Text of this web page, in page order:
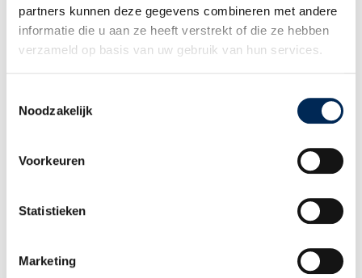
partners kunnen deze gegevens combineren met andere
informatie die u aan ze heeft verstrekt of die ze hebben
verzameld op basis van uw gebruik van hun services.
Noodzakelijk
Voorkeuren
Statistieken
Marketing
Ons verhaal
Ons team
Werken bij Interfisc
Downloads
CONTACT